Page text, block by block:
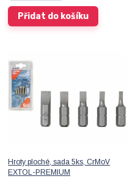
Přidat do košíku
Hroty ploché, sada 5ks, CrMoV
EXTOL-PREMIUM